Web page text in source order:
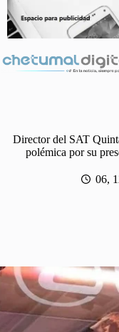
contenido
Director del SAT
polémica por su
06,